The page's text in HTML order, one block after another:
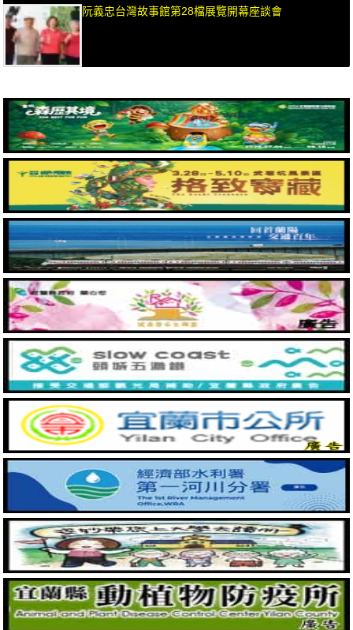
阮義忠台灣故事館第28檔展覽開幕座談會